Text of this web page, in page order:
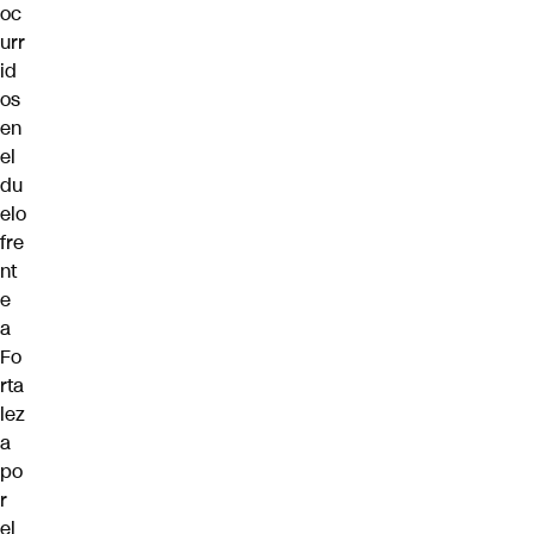
oc
urr
id
os
en
el
du
elo
fre
nt
e
a
Fo
rta
lez
a
po
r